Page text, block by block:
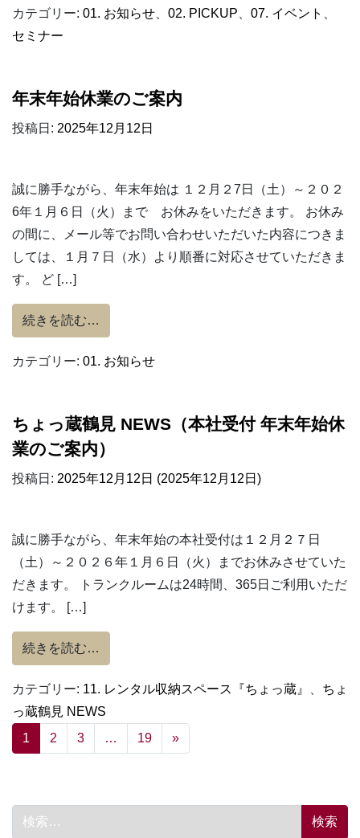
カテゴリー: 01. お知らせ 02. PICKUP 07. イベント
セミナー
年末年始休業のご案内
投稿日: 2025年12月12日
誠に勝手ながら、年末年始は １２月２7日（土）～２０２
6年１月６日（火）まで お休みをいただきます。 お休み
の間に、メール等でお問い合わせいただいた内容につきま
しては、１月７日（水）より順番に対応させていただきま
す。 ど […]
続きを読む…
カテゴリー: 01. お知らせ
ちょっ蔵鶴見 NEWS（本社受付 年末年始休
業のご案内）
投稿日: 2025年12月12日 (2025年12月12日)
誠に勝手ながら、年末年始の本社受付は１２月２７日
（土）～２０２６年１月６日（火）までお休みさせていた
だきます。 トランクルームは24時間、365日ご利用いただ
けます。 […]
続きを読む…
カテゴリー: 11. レンタル収納スペース『ちょっ蔵』
ちょ
っ蔵鶴見 NEWS
投稿ナビゲーション
1 2 3 … 19 »
検索: